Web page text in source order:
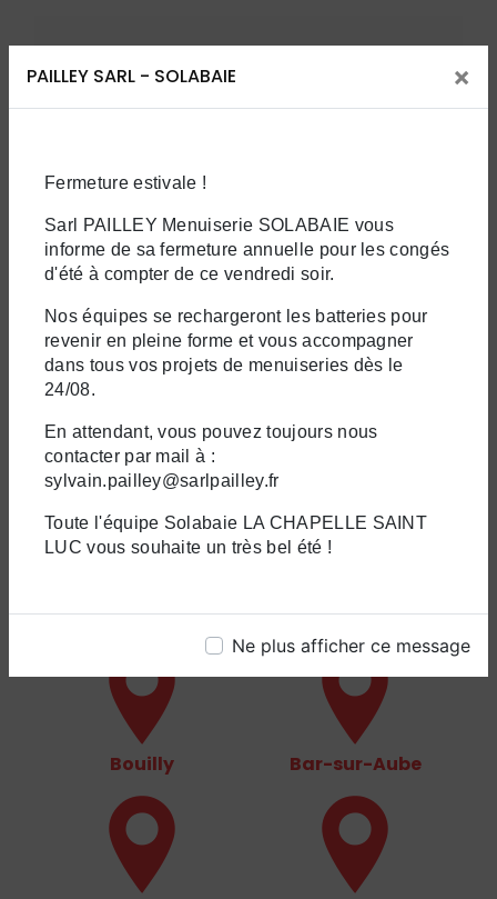
PAILLEY SARL - SOLABAIE ×
Fermeture estivale !
Sarl PAILLEY Menuiserie SOLABAIE vous
informe de sa fermeture annuelle pour les congés
d'été à compter de ce vendredi soir.
Nos équipes se rechargeront les batteries pour
revenir en pleine forme et vous accompagner
dans tous vos projets de menuiseries dès le
24/08.
En attendant, vous pouvez toujours nous
contacter par mail à :
sylvain.pailley@sarlpailley.fr
Toute l'équipe Solabaie LA CHAPELLE SAINT
LUC vous souhaite un très bel été !
Ne plus afficher ce message
Nos interventions sur ces villes
La Chapelle-Saint-
Luc
Brienne-le-Château
Tonnerre Romilly-sur-Seine
Bouilly Bar-sur-Aube